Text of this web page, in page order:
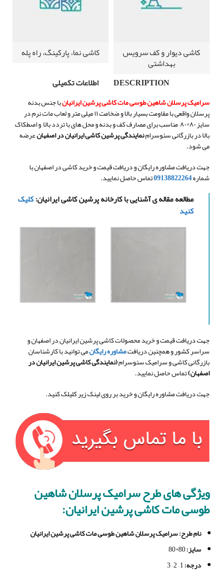
کاشی دیوار و کف سرویس
بهداشتی
کاشی نما، پارکینگ، راه پله
DESCRIPTION
اطلاعات تکمیلی
سرامیک پرسلان شاهین طوسی مات کاشی پرشین ایرانیانبا جنس بدنه
پرسلان واقعی با مقاومت بسیار بالا و ضخامت ۱۱ میلی متر و لعاب مات نرم در
سایز ۸۰*۸۰ مناسب برای مصارف کف و بدنه و محل های با تردد بالا و اصطکاک
بالا در بازرگانی سئوسرامنمایندگی پرشین کاشی ایرانیان در اصفهانعرضه
می شود.
جهت دریافت مشاوره رایگان و دریافت قیمت و خرید کاشی در اصفهان با
شماره09138822264تماس حاصل نمایید.
مطالعه مقاله ی آشنایی با کارخانه پرشین کاشی ایرانیان:کلیک
کنید
جهت دریافت قیمت و خرید محصولات کاشی پرشین ایرانیان در اصفهان و
سراسر کشور و همچنین دریافتمشاوره رایگانمی توانید با کارشناسان
بازرگانی کاشی و سرامیک سئوسرام(نمایندگی کاشی پرشین ایرانیان در
اصفهان)تماس حاصل نمایید.
جهت دریافت مشاوره رایگان و خرید بر روی لینک زیر کلیلک کنید.
ویژگی های طرح سرامیک پرسلان شاهین
طوسی مات کاشی پرشین ایرانیان:
نام طرح: سرامیک پرسلان شاهین طوسی مات کاشی پرشین ایرانیان
سایز:
درجه:
1 – 2 – 3